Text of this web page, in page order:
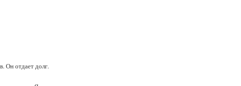
Он отдает долг.